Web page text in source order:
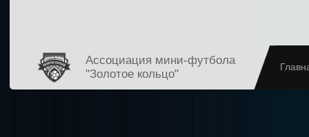
Ассоциация мини-футбола
"Золотое кольцо"